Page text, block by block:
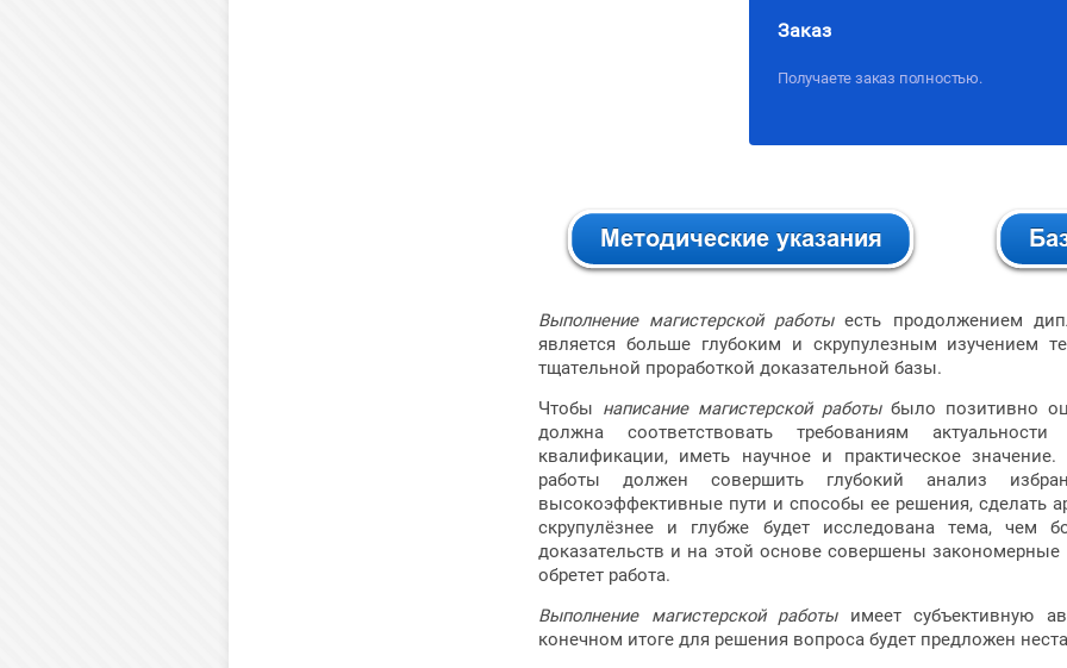
Заказ
Получаете заказ полностью.
Выполнение магистерской работыесть продолжением
является больше глубоким и скрупулезным изучением
тщательной проработкой доказательной базы.
Чтобы написание магистерской работыбыло позитивно
должна соответствовать требованиям
квалификации, иметь научное и практическое
работы должен совершить глубокий анализ
высокоэффективные пути и способы ее решения, сделать
скрупулёзнее и глубже будет исследована тема, чем
доказательств и на этой основе совершены
обретет работа.
Выполнение магистерской работыимеет субъективную
конечном итоге для решения вопроса будет предложен